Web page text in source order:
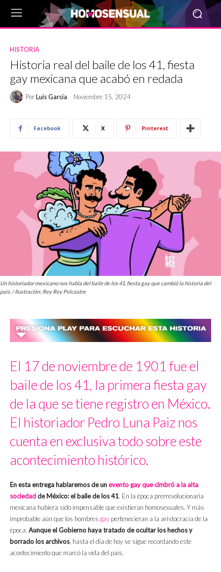
HISTORIA
Historia real del baile de los 41, fiesta
gay mexicana que acabó en redada
PorLuis García Noviembre 15, 2024
Facebook X Pinterest
Un historiador mexicano nos habla del baile de los 41, fiesta gay que cambió la historia del
país. / Ilustración: Rey Rey Pelcastre
El 17 de noviembre de 1901 fue el
baile de los 41, la primera fiesta gay
de la que se tiene registro en México.
El historiador Pedro Luna Paiz nos
cuenta en exclusiva todo sobre este
acontecimiento histórico.
En esta entrega hablaremos de unevento gay que cimbró a la alta
sociedadde México: el baile de los 41. En la época prerrevolucionaria
mexicana hubiera sido impensable que existieran homosexuales. Y más
improbable aún que los hombres gay pertenecieran a la aristocracia de la
época. Aunque el Gobierno haya tratado de ocultar los hechos y
borrado los archivos, hasta el día de hoy se sigue recordando este
acontecimiento que marcó la vida del país.